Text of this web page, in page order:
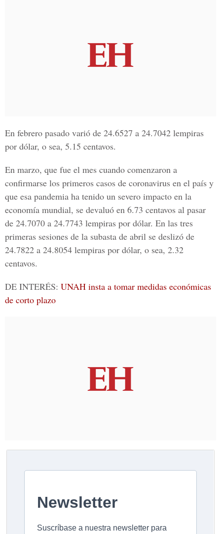
En febrero pasado varió de 24.6527 a 24.7042 lempiras
por dólar, o sea, 5.15 centavos.
En marzo, que fue el mes cuando comenzaron a
confirmarse los primeros casos de coronavirus en el país y
que esa pandemia ha tenido un severo impacto en la
economía mundial, se devaluó en 6.73 centavos al pasar
de 24.7070 a 24.7743 lempiras por dólar. En las tres
primeras sesiones de la subasta de abril se deslizó de
24.7822 a 24.8054 lempiras por dólar, o sea, 2.32
centavos.
DE INTERÉS: UNAH insta a tomar medidas económicas
de corto plazo